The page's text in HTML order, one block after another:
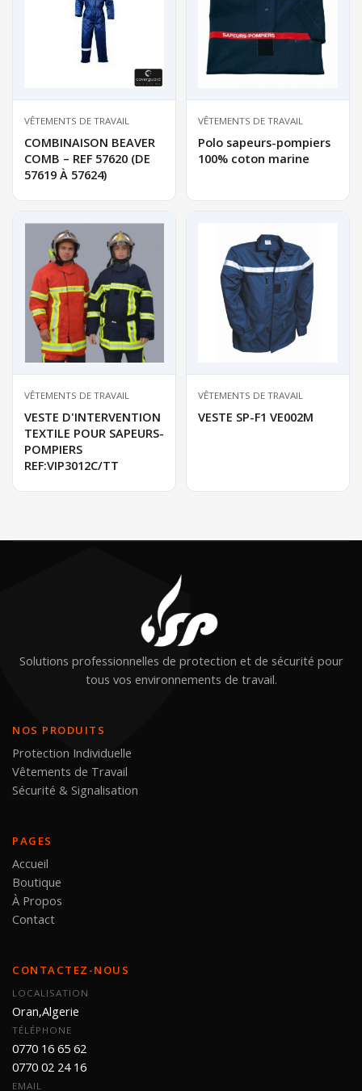
VÊTEMENTS DE TRAVAIL
COMBINAISON BEAVER
COMB – REF 57620 (DE
57619 À 57624)
VÊTEMENTS DE TRAVAIL
Polo sapeurs-pompiers
100% coton marine
VÊTEMENTS DE TRAVAIL
VESTE D'INTERVENTION
TEXTILE POUR SAPEURS-
POMPIERS
REF:VIP3012C/TT
VÊTEMENTS DE TRAVAIL
VESTE SP-F1 VE002M
Solutions professionnelles de protection et de sécurité pour
tous vos environnements de travail.
NOS PRODUITS
Protection Individuelle
Vêtements de Travail
Sécurité & Signalisation
PAGES
Accueil
Boutique
À Propos
Contact
CONTACTEZ-NOUS
LOCALISATION
Oran,Algerie
TÉLÉPHONE
0770 16 65 62
0770 02 24 16
EMAIL